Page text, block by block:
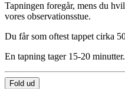
Tapningen foregår, mens du
vores observationsstue.
Du får som oftest tappet cirka
En tapning tager 15-20 minutter.
Fold ud